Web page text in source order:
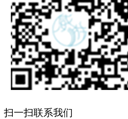
扫一扫联系我们